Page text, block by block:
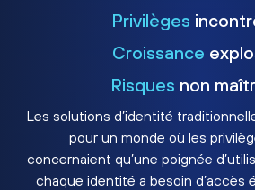
Privilèges
Croissance
Risques non
Les solutions d’identité
pour un monde où les
concernaient qu’une poignée
chaque identité a besoin d’accès